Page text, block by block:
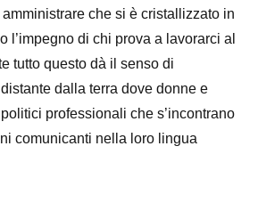
che si è cristallizzato in
l’impegno di chi prova a lavorarci al
tutto questo dà il senso di
dalla terra dove donne e
professionali che s’incontrano
comunicanti nella loro lingua